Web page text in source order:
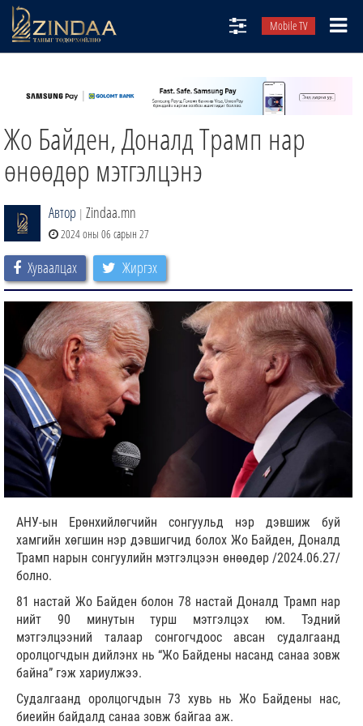
Mobile TV
ТВ8
ӨГЛӨӨНИЙ СОНИН
АУДИО ЗОХИОЛ
ЗИНДАА СЭТГҮҮЛ
Жо Байден, Доналд Трамп нар
өнөөдөр мэтгэлцэнэ
Автор | Zindaa.mn
2024 оны 06 сарын 27
Хуваалцах Жиргэх
АНУ-ын Ерөнхийлөгчийн сонгуульд нэр дэвшиж буй
хамгийн хөгшин нэр дэвшигчид болох Жо Байден, Доналд
Трамп нарын сонгуулийн мэтгэлцээн өнөөдөр /2024.06.27/
болно.
81 настай Жо Байден болон 78 настай Доналд Трамп нар
нийт 90 минутын турш мэтгэлцэх юм. Тэдний
мэтгэлцээний талаар сонгогчдоос авсан судалгаанд
оролцогчдын дийлэнх нь “Жо Байдены насанд санаа зовж
байна” гэж хариулжээ.
Судалгаанд оролцогчдын 73 хувь нь Жо Байдены нас,
биеийн байдалд санаа зовж байгаа аж.